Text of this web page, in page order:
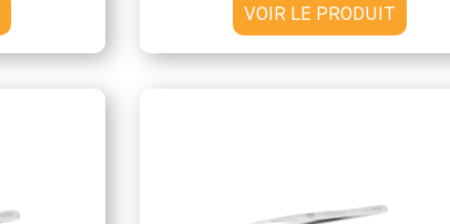
VOIR LE PRODUIT